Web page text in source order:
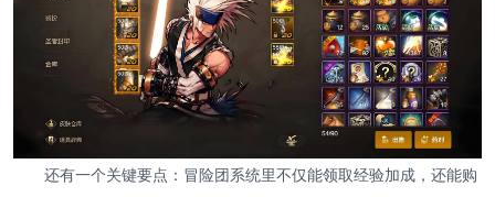
还有一个关键要点：冒险团系统里不仅能领取经验加成，还能购